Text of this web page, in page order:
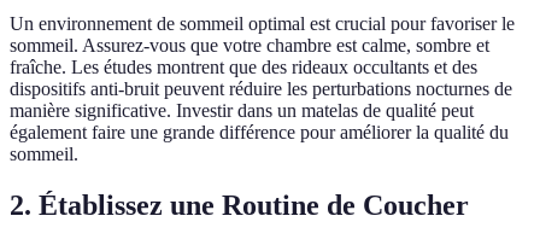
Un environnement de sommeil optimal est crucial pour favoriser le
sommeil. Assurez-vous que votre chambre est calme, sombre et
fraîche. Les études montrent que des rideaux occultants et des
dispositifs anti-bruit peuvent réduire les perturbations nocturnes de
manière significative. Investir dans un matelas de qualité peut
également faire une grande différence pour améliorer la qualité du
sommeil.
2. Établissez une Routine de Coucher